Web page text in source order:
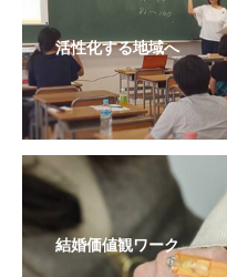
活性化する地域へ
結婚価値観ワーク